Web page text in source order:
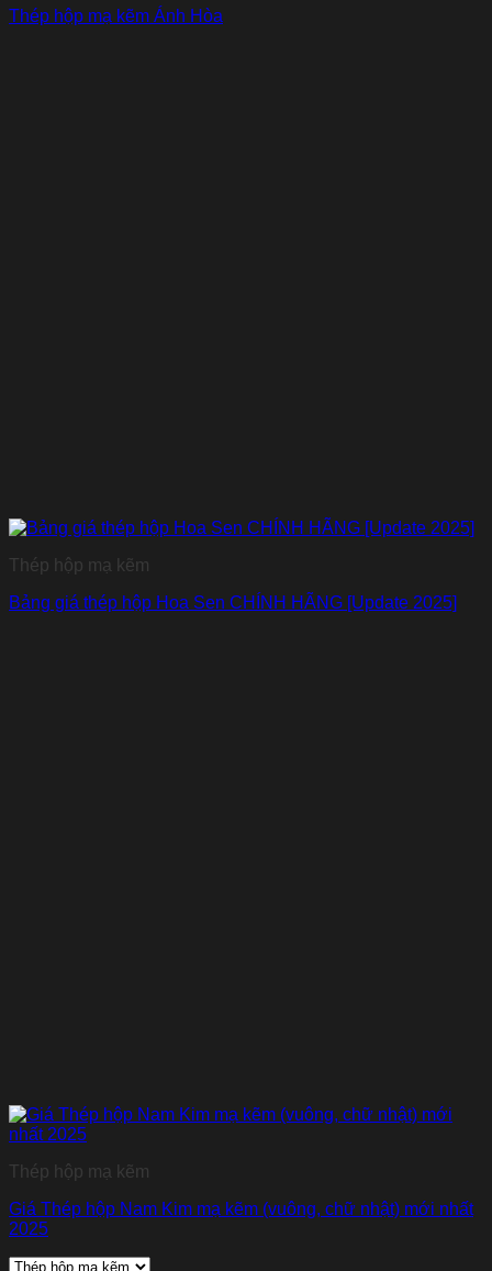
Thép hộp mạ kẽm Ánh Hòa
Thép hộp mạ kẽm
Bảng giá thép hộp Hoa Sen CHÍNH HÃNG [Update 2025]
Thép hộp mạ kẽm
Giá Thép hộp Nam Kim mạ kẽm (vuông, chữ nhật) mới nhất
2025